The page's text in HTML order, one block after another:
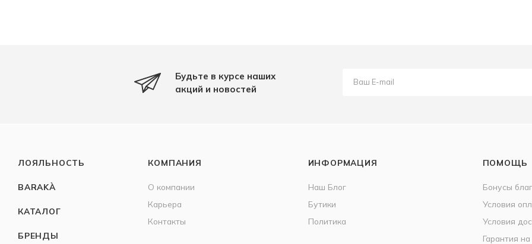
Будьте в курсе наших
акций и новостей
ЛОЯЛЬНОСТЬ
BARAKÀ
КАТАЛОГ
БРЕНДЫ
КОМПАНИЯ
О компании
Карьера
Контакты
ИНФОРМАЦИЯ
Наш Блог
Бутики
Политика
ПОМОЩЬ
Бонусы
Условия
Условия
Гарантия